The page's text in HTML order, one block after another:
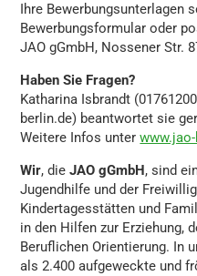
Ihre Bewerbungsunterlagen
Bewerbungsformular oder
JAO gGmbH, Nossener Str.
Haben Sie Fragen?
Katharina Isbrandt
berlin.de) beantwortet sie
Weitere Infos unter
Wir, dieJAO gGmbH, sind
Jugendhilfe und der
Kindertagesstätten und
in den Hilfen zur Erziehung,
Beruflichen Orientierung. In
als 2.400 aufgeweckte und